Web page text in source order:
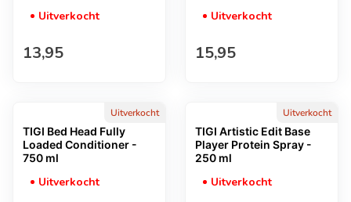
Uitverkocht
Normale prijs
13,95
Uitverkocht
Normale prijs
15,95
Uitverkocht
TIGI Bed Head Fully
Loaded Conditioner -
750 ml
Uitverkocht
Uitverkocht
TIGI Artistic Edit Base
Player Protein Spray -
250 ml
Uitverkocht